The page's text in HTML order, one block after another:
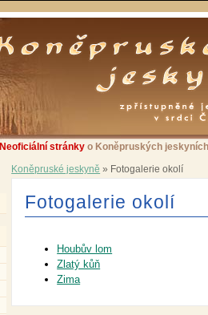
Neoficiální stránky o Koněpruských
Koněpruské jeskyně » Fotogalerie okolí
Fotogalerie okolí
Houbův lom
Zlatý kůň
Zima